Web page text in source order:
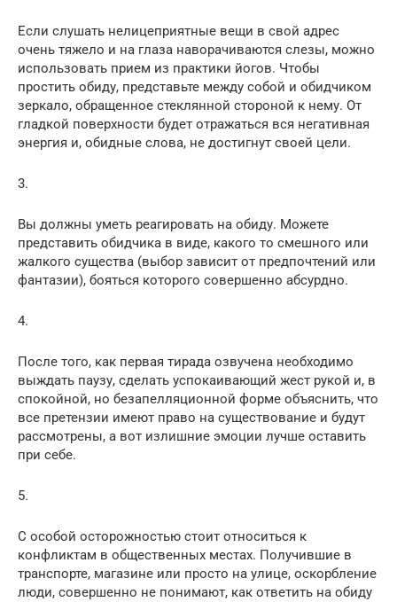
Если слушать нелицеприятные вещи в свой адрес
очень тяжело и на глаза наворачиваются слезы, можно
использовать прием из практики йогов. Чтобы
простить обиду, представьте между собой и обидчиком
зеркало, обращенное стеклянной стороной к нему. От
гладкой поверхности будет отражаться вся негативная
энергия и, обидные слова, не достигнут своей цели.
3.
Вы должны уметь реагировать на обиду. Можете
представить обидчика в виде, какого то смешного или
жалкого существа (выбор зависит от предпочтений или
фантазии), бояться которого совершенно абсурдно.
4.
После того, как первая тирада озвучена необходимо
выждать паузу, сделать успокаивающий жест рукой и, в
спокойной, но безапелляционной форме объяснить, что
все претензии имеют право на существование и будут
рассмотрены, а вот излишние эмоции лучше оставить
при себе.
5.
С особой осторожностью стоит относиться к
конфликтам в общественных местах. Получившие в
транспорте, магазине или просто на улице, оскорбление
люди, совершенно не понимают, как ответить на обиду